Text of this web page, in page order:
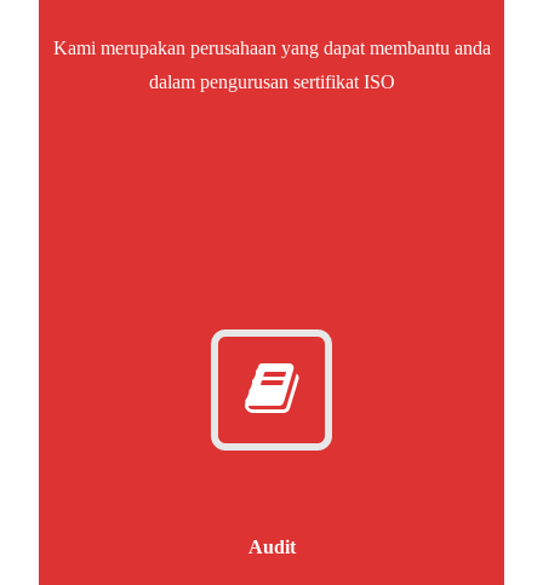
Kami merupakan perusahaan yang dapat membantu anda
dalam pengurusan sertifikat ISO
Audit